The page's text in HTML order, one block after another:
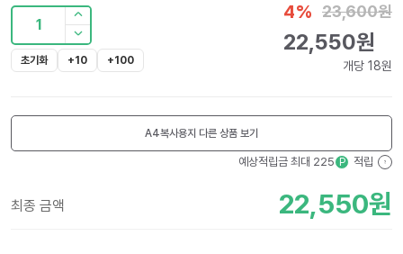
1
초기화 +10 +100
4% 23,600원
22,550원
개당 18원
A4복사용지 다른 상품 보기
예상적립금 최대 225 P 적립 ?
최종 금액 22,550원